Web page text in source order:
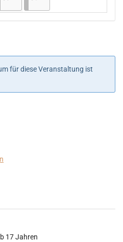
für diese Veranstaltung ist
17 Jahren